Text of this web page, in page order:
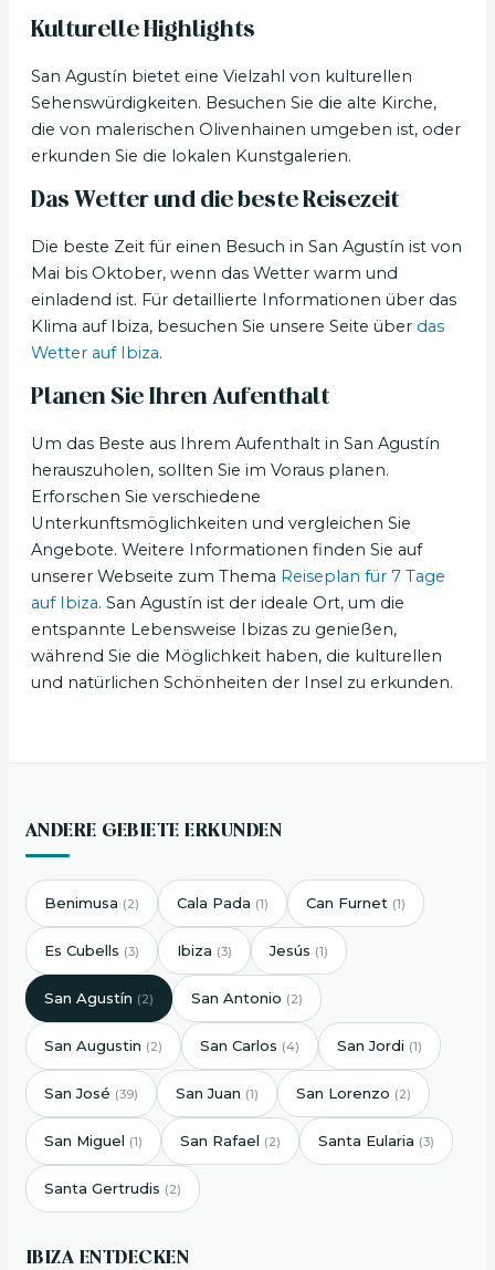
Kulturelle Highlights
San Agustín bietet eine Vielzahl von kulturellen
Sehenswürdigkeiten. Besuchen Sie die alte Kirche,
die von malerischen Olivenhainen umgeben ist, oder
erkunden Sie die lokalen Kunstgalerien.
Das Wetter und die beste Reisezeit
Die beste Zeit für einen Besuch in San Agustín ist von
Mai bis Oktober, wenn das Wetter warm und
einladend ist. Für detaillierte Informationen über das
Klima auf Ibiza, besuchen Sie unsere Seite über das
Wetter auf Ibiza.
Planen Sie Ihren Aufenthalt
Um das Beste aus Ihrem Aufenthalt in San Agustín
herauszuholen, sollten Sie im Voraus planen.
Erforschen Sie verschiedene
Unterkunftsmöglichkeiten und vergleichen Sie
Angebote. Weitere Informationen finden Sie auf
unserer Webseite zum Thema Reiseplan für 7 Tage
auf Ibiza. San Agustín ist der ideale Ort, um die
entspannte Lebensweise Ibizas zu genießen,
während Sie die Möglichkeit haben, die kulturellen
und natürlichen Schönheiten der Insel zu erkunden.
ANDERE GEBIETE ERKUNDEN
Benimusa (2) Cala Pada (1) Can Furnet (1)
Es Cubells (3) Ibiza (3) Jesús (1)
San Agustín (2) San Antonio (2)
San Augustin (2) San Carlos (4) San Jordi (1)
San José (39) San Juan (1) San Lorenzo (2)
San Miguel (1) San Rafael (2) Santa Eularia (3)
Santa Gertrudis (2)
IBIZA ENTDECKEN